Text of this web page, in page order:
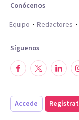
Conócenos
Equipo
Redactores
Síguenos
Accede